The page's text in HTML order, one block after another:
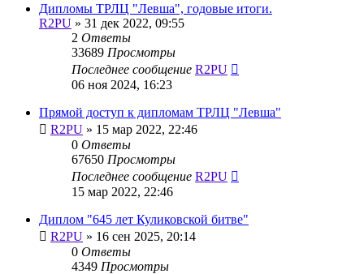
Дипломы ТРЛЦ "Левша", годовые итоги.
R2PU » 31 дек 2022, 09:55
2 Ответы
33689 Просмотры
Последнее сообщение R2PU
06 ноя 2024, 16:23
Прямой доступ к дипломам ТРЛЦ "Левша"
R2PU » 15 мар 2022, 22:46
0 Ответы
67650 Просмотры
Последнее сообщение R2PU
15 мар 2022, 22:46
Диплом "645 лет Куликовской битве"
R2PU » 16 сен 2025, 20:14
0 Ответы
4349 Просмотры